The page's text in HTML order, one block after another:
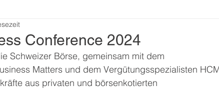
Conference 2024
Schweizer Börse, gemeinsam mit dem
Matters und dem Vergütungsspezialisten
aus privaten und börsenkotierten